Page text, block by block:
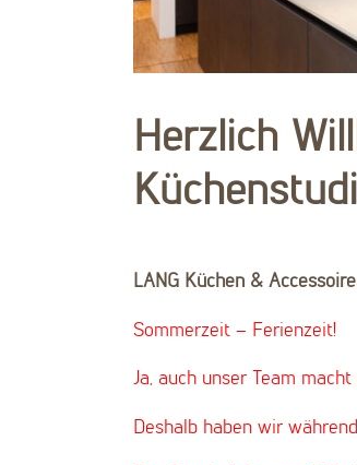
Herzlich
LANG Küchen &
Sommerzeit – Ferienzeit!
Ja, auch unser Team macht
Deshalb haben wir